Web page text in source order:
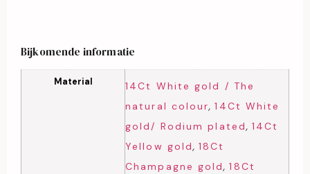
Bijkomende informatie
Material
14Ct White gold / The
natural colour,14Ct White
gold/ Rodium plated, 14Ct
Yellow gold,18Ct
Champagne gold,18Ct